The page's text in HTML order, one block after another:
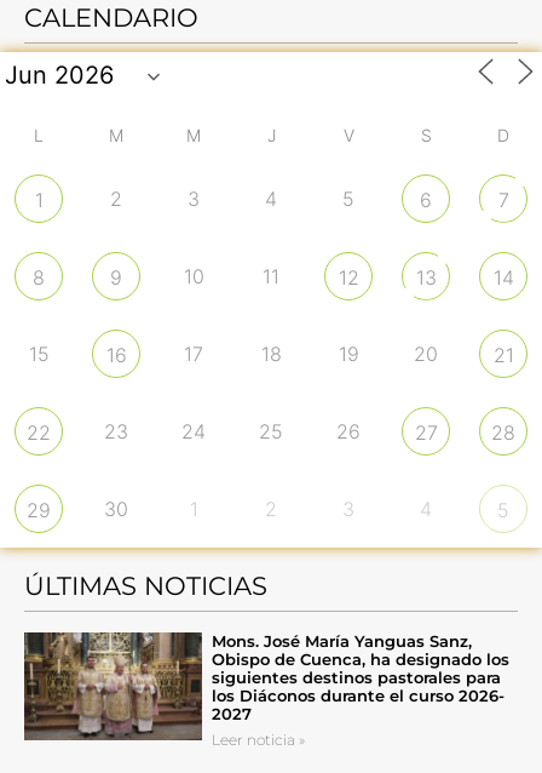
CALENDARIO
L M M J V S D
1 2 3 4 5 6 7
8 9 10 11 12 13 14
15 16 17 18 19 20 21
22 23 24 25 26 27 28
29 30 1 2 3 4 5
ÚLTIMAS NOTICIAS
Mons. José María Yanguas Sanz,
Obispo de Cuenca, ha designado los
siguientes destinos pastorales para
los Diáconos durante el curso 2026-
2027
Leer noticia »